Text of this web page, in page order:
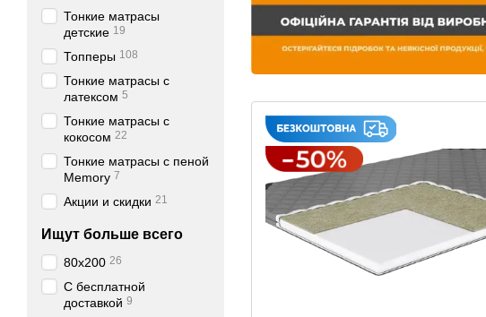
Тонкие матрасы
детские 19
Топперы 108
Тонкие матрасы с
латексом 5
Тонкие матрасы с
кокосом 22
Тонкие матрасы с пеной
Memory 7
Акции и скидки 21
Ищут больше всего
80х200 26
С бесплатной
доставкой 9